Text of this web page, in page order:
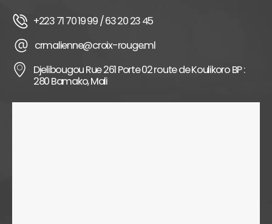
+223 71 70 19 99 / 63 20 23 45
crmalienne@croix-rouge.ml
Djelibougou Rue 261 Porte 02 route de Koulikoro BP :
280 Bamako, Mali